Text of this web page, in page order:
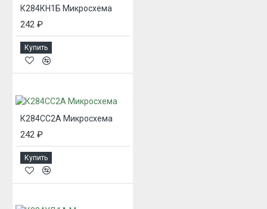
К284КН1Б Микросхема
242 ₽
Купить
К284СС2А Микросхема
242 ₽
Купить